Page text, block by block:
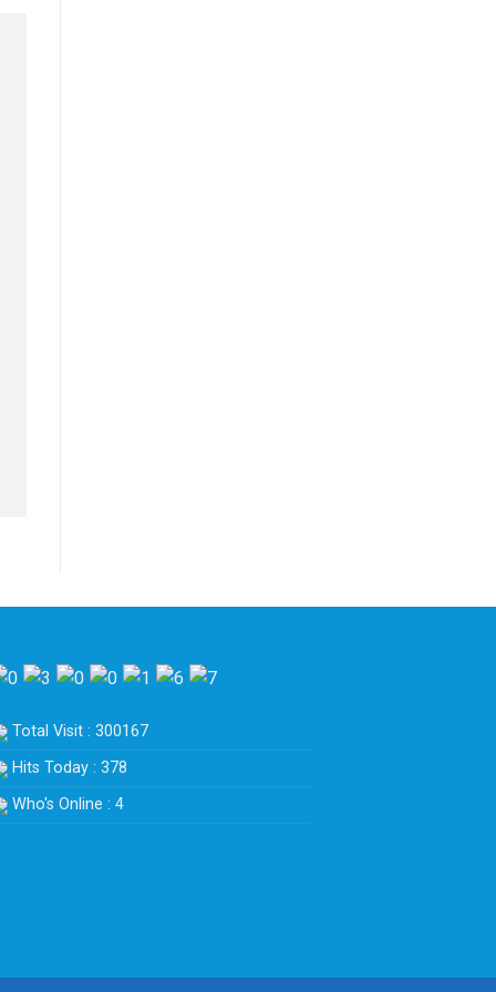
Total Visit : 300167
Hits Today : 378
Who's Online : 4